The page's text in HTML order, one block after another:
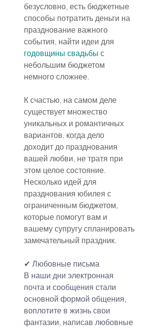
безусловно, есть бюджетные
способы потратить деньги на
празднование важного
события, найти идеи для
годовщины свадьбы с
небольшим бюджетом
немного сложнее.
К счастью, на самом деле
существует множество
уникальных и романтичных
вариантов, когда дело
доходит до празднования
вашей любви, не тратя при
этом целое состояние.
Несколько идей для
празднования юбилея с
ограниченным бюджетом,
которые помогут вам и
вашему супругу спланировать
замечательный праздник.
✔ Любовные письма
В наши дни электронная
почта и сообщения стали
основной формой общения,
воплотите в жизнь свои
фантазии, написав любовные